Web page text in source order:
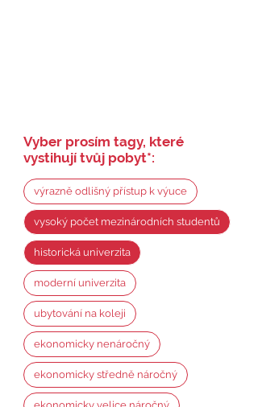
Vyber prosím tagy, které
vystihují tvůj pobyt*:
výrazně odlišný přístup k výuce
vysoký počet mezinárodních studentů
historická univerzita
moderní univerzita
ubytování na koleji
ekonomicky nenáročný
ekonomicky středně náročný